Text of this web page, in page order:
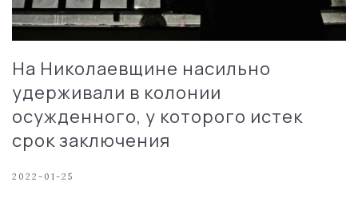
На Николаевщине насильно
удерживали в колонии
осужденного, у которого истек
срок заключения
2022-01-25